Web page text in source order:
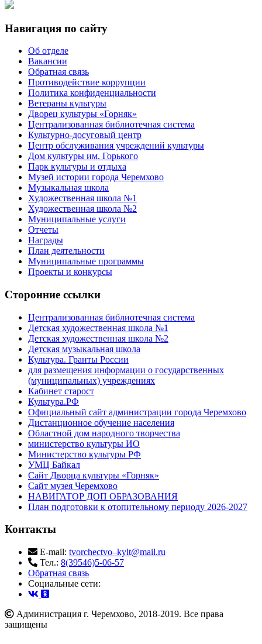
Навигация по сайту
Об отделе
Вакансии
Обратная связь
Противодействие коррупции
Политика конфиденциальности
Ветераны культуры
Дворец культуры «Горняк»
Централизованная библиотечная система
Культурно-досуговый центр
Центр обслуживания учреждений культуры
Дом культуры им. Горького
Парк культуры и отдыха
Музей истории города Черемхово
Музыкальная школа
Художественная школа №1
Художественная школа №2
Муниципальные услуги
Отчеты
Награды
План деятельности
Муниципальные программы
Проекты и конкурсы
Сторонние ссылки
Централизованная библиотечная система
Детская художественная школа №1
Детская художественная школа №2
Детская музыкальная школа
Культура. Гранты России
для размещения информации о государственных
(муниципальных) учреждениях
Кабинет старост
Культура.РФ
Официальный сайт администрации города Черемхово
Дистанционное обучение населения
Областной дом народного творчества
министерство культуры ИО
Министерство культуры РФ
УМЦ Байкал
Сайт Дворца культуры «Горняк»
Сайт музея Черемхово
НАВИГАТОР ДОП ОБРАЗОВАНИЯ
План подготовки к отопительному периоду 2026-2027
Контакты
E-mail: tvorchectvo–kylt@mail.ru
Тел.: 8(39546)5-06-57
Обратная связь
Cоциальные сети:
Администрация г. Черемхово, 2018-2019. Все права
защищены